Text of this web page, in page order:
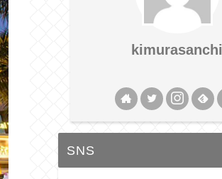
kimurasanchi
SNS